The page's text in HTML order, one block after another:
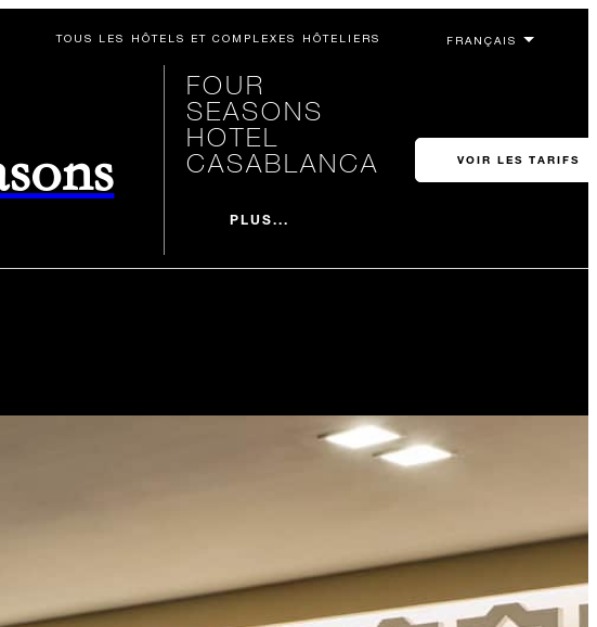
TOUS LES HÔTELS ET COMPLEXES HÔTELIERS
FOUR
SEASONS
HOTEL
CASABLANCA
PLUS...
VOIR LES TARIFS